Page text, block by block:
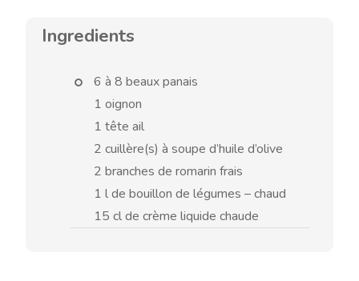
Ingredients
6 à 8 beaux panais
1 oignon
1 tête ail
2 cuillère(s) à soupe d’huile d’olive
2 branches de romarin frais
1 l de bouillon de légumes – chaud
15 cl de crème liquide chaude